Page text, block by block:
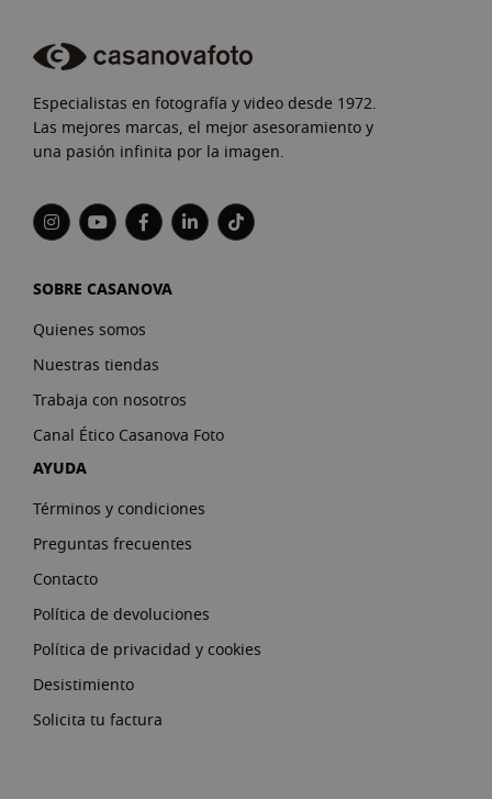
Especialistas en fotografía y video desde 1972.
Las mejores marcas, el mejor asesoramiento y
una pasión infinita por la imagen.
SOBRE CASANOVA
Quienes somos
Nuestras tiendas
Trabaja con nosotros
Canal Ético Casanova Foto
AYUDA
Términos y condiciones
Preguntas frecuentes
Contacto
Política de devoluciones
Política de privacidad y cookies
Desistimiento
Solicita tu factura